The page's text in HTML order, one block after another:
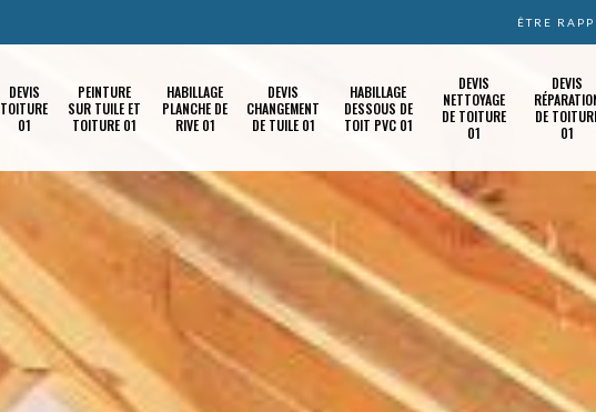
ÊTRE
DEVIS
TOITURE
01
PEINTURE
SUR TUILE ET
TOITURE 01
HABILLAGE
PLANCHE DE
RIVE 01
DEVIS
CHANGEMENT
DE TUILE 01
HABILLAGE
DESSOUS DE
TOIT PVC 01
DEVIS
NETTOYAGE
DE TOITURE
01
DEVIS
DE
01